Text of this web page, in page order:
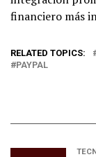
financiero más
RELATED TOPICS:
PAYPAL